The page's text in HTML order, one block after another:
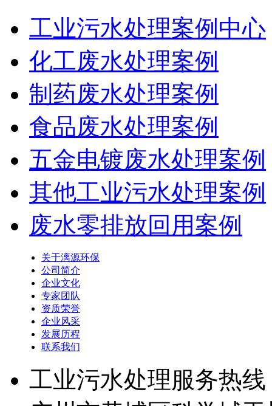
工业污水处理案例中心
化工废水处理案例
制药废水处理案例
食品废水处理案例
五金电镀废水处理案例
其他工业污水处理案例
废水零排放回用案例
关于漓源环保
公司简介
企业文化
专家团队
资质荣誉
企业风采
发展历程
联系我们
工业污水处理服务热线